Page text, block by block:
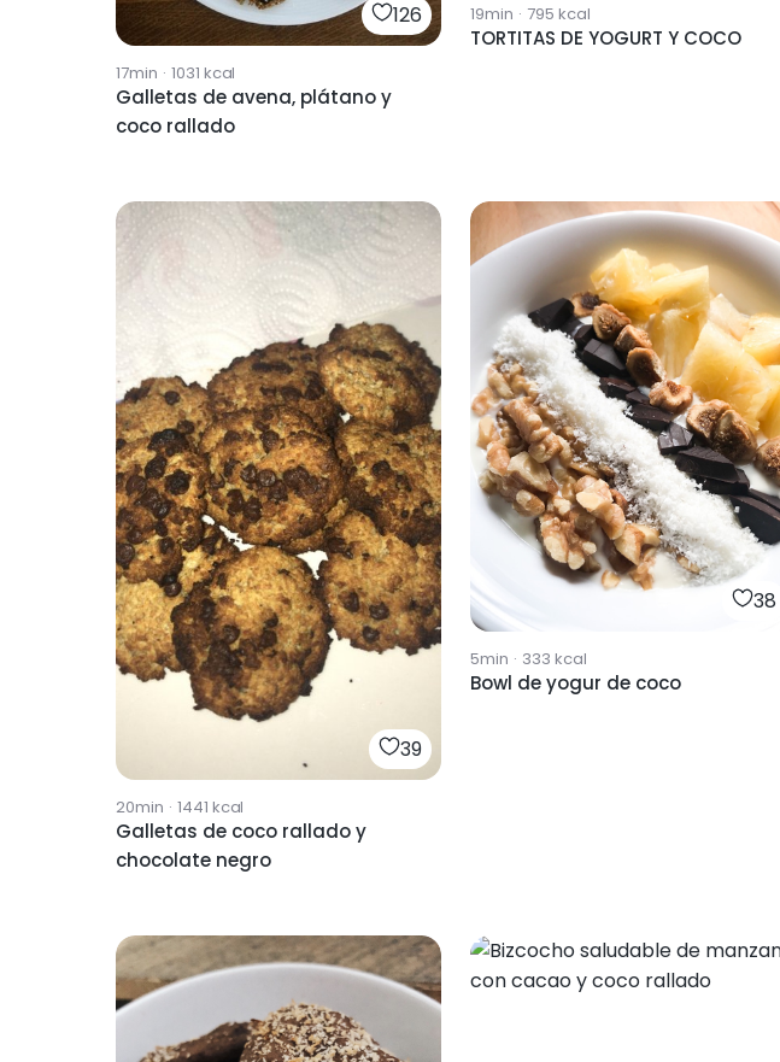
126
17min · 1031 kcal
Galletas de avena, plátano y
coco rallado
19min · 795 kcal
TORTITAS DE YOGURT Y COCO
39
20min · 1441 kcal
Galletas de coco rallado y
chocolate negro
38
5min · 333 kcal
Bowl de yogur de coco